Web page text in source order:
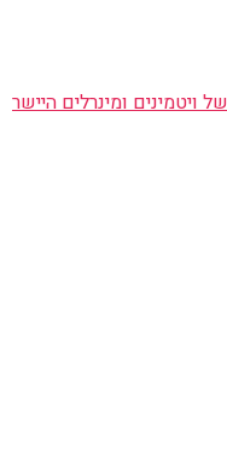
ויטמינים ומינרלים היישר